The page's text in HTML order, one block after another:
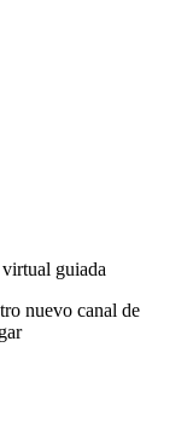
guiada
nuevo canal de